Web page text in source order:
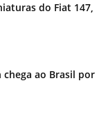
do Fiat 147,
chega ao Brasil por